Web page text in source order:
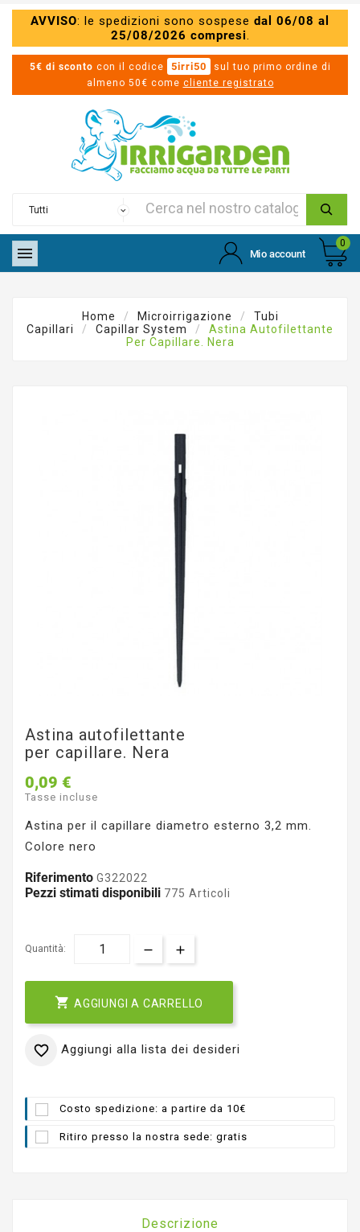
AVVISO: le spedizioni sono sospese dal 06/08 al
25/08/2026 compresi.
5€ di sconto con il codice 5irri50
sul tuo primo ordine di
almeno 50€ come cliente registrato
 Mio account
0
Home Microirrigazione
Tubi
Capillari
Capillar System
Astina Autofilettante
Per Capillare. Nera
Astina autofilettante
per capillare. Nera
0,09 €
Tasse incluse
Astina per il capillare diametro esterno 3,2 mm.
Colore nero
Riferimento G322022
Pezzi stimati disponibili 775 Articoli
Quantità:
 AGGIUNGI A CARRELLO
 Aggiungi alla lista dei desideri
Costo spedizione: a partire da 10€
Ritiro presso la nostra sede: gratis
Descrizione